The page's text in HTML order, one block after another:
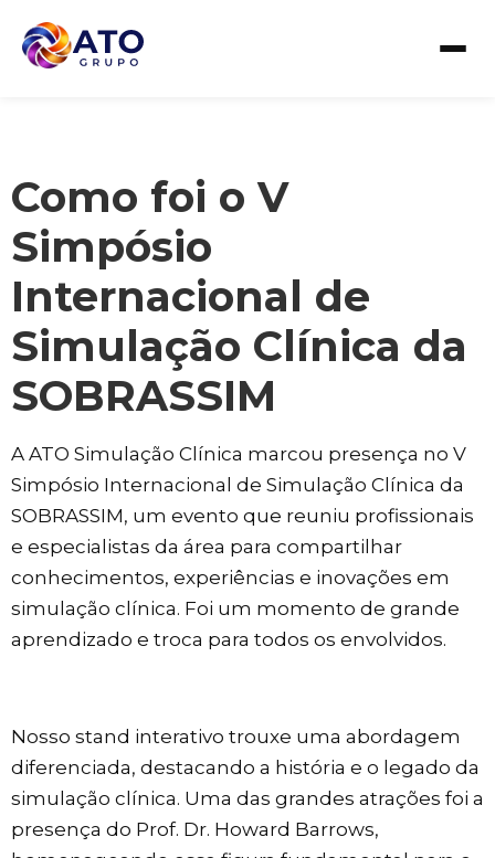
Como foi o V
Simpósio
Internacional de
Simulação Clínica da
SOBRASSIM
A ATO Simulação Clínica marcou presença no V
Simpósio Internacional de Simulação Clínica da
SOBRASSIM, um evento que reuniu profissionais
e especialistas da área para compartilhar
conhecimentos, experiências e inovações em
simulação clínica. Foi um momento de grande
aprendizado e troca para todos os envolvidos.
Nosso stand interativo trouxe uma abordagem
diferenciada, destacando a história e o legado da
simulação clínica. Uma das grandes atrações foi a
presença do Prof. Dr. Howard Barrows,